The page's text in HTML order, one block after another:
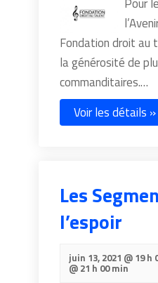
Fondation droit
la générosité de
commanditaires.…
Voir les détails »
Les
l’espoir
juin 13, 2021 @ 19 h
@ 21 h 00 min